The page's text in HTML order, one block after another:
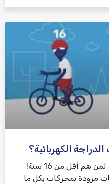
الكهربائية؟
يمنع ركوب الدراجة الكهربائية لمن هم أقل من 16 سنة!
مزودة بمحركات بكل ما